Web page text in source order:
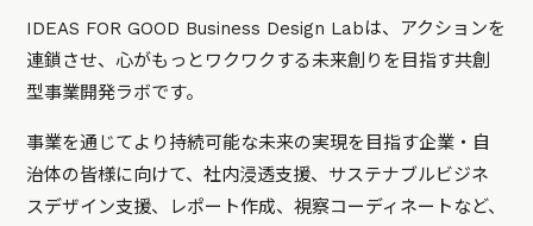
IDEAS FOR GOOD Business Design Labは、アクションを
連鎖させ、心がもっとワクワクする未来創りを目指す共創
型事業開発ラボです。
事業を通じてより持続可能な未来の実現を目指す企業・自
治体の皆様に向けて、社内浸透支援、サステナブルビジネ
スデザイン支援、レポート作成、視察コーディネートなど、